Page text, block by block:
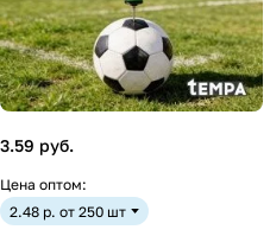
3.59 руб.
Цена оптом:
2.48 р. от 250 шт